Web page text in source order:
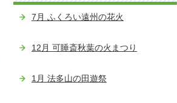
7月 ふくろい遠州の花火
12月 可睡斎秋葉の火まつり
1月 法多山の田遊祭